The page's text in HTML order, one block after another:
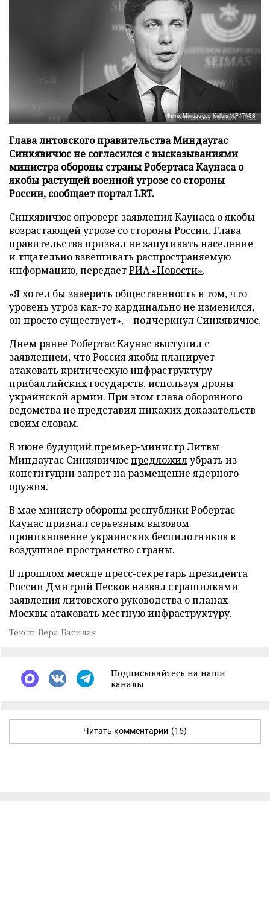
Фото: Mindaugas Kulbis/AP/TASS
Глава литовского правительства Миндаугас
Синкявичюс не согласился с высказываниями
министра обороны страны Робертаса Каунаса о
якобы растущей военной угрозе со стороны
России, сообщает портал LRT.
Синкявичюс опроверг заявления Каунаса о якобы
возрастающей угрозе со стороны России. Глава
правительства призвал не запугивать население
и тщательно взвешивать распространяемую
информацию, передаетРИА «Новости».
«Я хотел бы заверить общественность в том, что
уровень угроз как-то кардинально не изменился,
он просто существует», – подчеркнул Синкявичюс.
Днем ранее Робертас Каунас выступил с
заявлением, что Россия якобы планирует
атаковать критическую инфраструктуру
прибалтийских государств, используя дроны
украинской армии. При этом глава оборонного
ведомства не представил никаких доказательств
своим словам.
В июне будущий премьер-министр Литвы
Миндаугас Синкявичюспредложилубрать из
конституции запрет на размещение ядерного
оружия.
В мае министр обороны республики Робертас
Каунаспризнал серьезным вызовом
проникновение украинских беспилотников в
воздушное пространство страны.
В прошлом месяце пресс-секретарь президента
России Дмитрий Песков назвал страшилками
заявления литовского руководства о планах
Москвы атаковать местную инфраструктуру.
Текст: Вера Басилая
Подписывайтесь на наши
каналы
Читать комментарии (15)